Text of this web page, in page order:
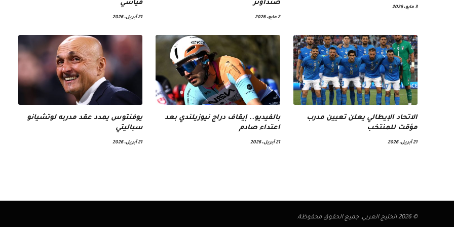
3 مايو، 2026
صنداونز
2 مايو، 2026
قياسي
21 أبريل، 2026
الاتحاد الإيطالي يعلن تعيين مدرب
مؤقت للمنتخب
21 أبريل، 2026
بالفيديو.. إيقاف دراج نيوزيلندي بعد
اعتداء صادم
21 أبريل، 2026
يوفنتوس يمدد عقد مدربه لوتشيانو
سباليتي
21 أبريل، 2026
© 2026 الخليج العربي. جميع الحقوق محفوظة.